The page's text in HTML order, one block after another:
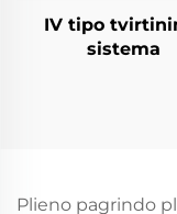
IV tipo
sistema
Plieno pagrindo